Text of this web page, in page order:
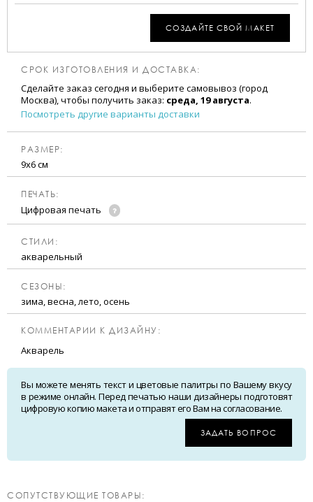
СОЗДАЙТЕ СВОЙ МАКЕТ
СРОК ИЗГОТОВЛЕНИЯ И ДОСТАВКА:
Сделайте заказ сегодня и выберите самовывоз (город
Москва), чтобы получить заказ: среда, 19 августа.
Посмотреть другие варианты доставки
РАЗМЕР:
9х6 см
ПЕЧАТЬ:
Цифровая печать
CТИЛИ:
акварельный
CЕЗОНЫ:
зима, весна, лето, осень
КОММЕНТАРИИ К ДИЗАЙНУ:
Акварель
Вы можете менять текст и цветовые палитры по Вашему вкусу
в режиме онлайн. Перед печатью наши дизайнеры подготовят
цифровую копию макета и отправят его Вам на согласование.
ЗАДАТЬ ВОПРОС
CОПУТСТВУЮЩИЕ ТОВАРЫ: